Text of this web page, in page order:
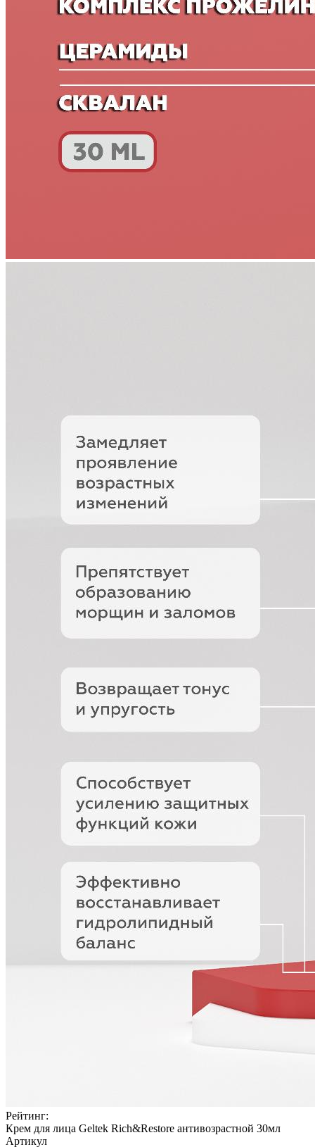
Рейтинг:
Крем для лица Geltek Rich&Restore антивозрастной 30мл
Артикул